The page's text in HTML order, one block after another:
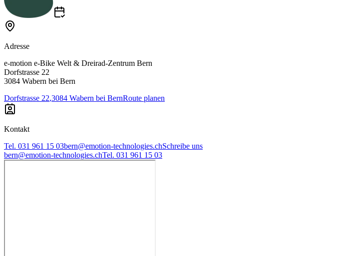
Adresse
e-motion e-Bike Welt & Dreirad-Zentrum Bern
Dorfstrasse 22
3084 Wabern bei Bern
Dorfstrasse 22,3084 Wabern bei BernRoute planen
Kontakt
Tel. 031 961 15 03bern@emotion-technologies.chSchreibe uns
bern@emotion-technologies.chTel. 031 961 15 03